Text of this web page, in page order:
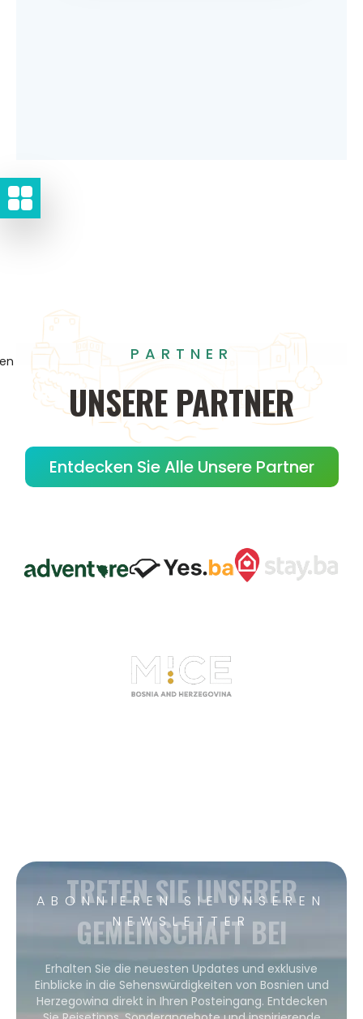
PARTNER
UNSERE PARTNER
Entdecken Sie Alle Unsere Partner
ABONNIEREN SIE UNSEREN
NEWSLETTER
TRETEN SIE UNSERER
GEMEINSCHAFT BEI
Erhalten Sie die neuesten Updates und exklusive
Einblicke in die Sehenswürdigkeiten von Bosnien und
Herzegowina direkt in Ihren Posteingang. Entdecken